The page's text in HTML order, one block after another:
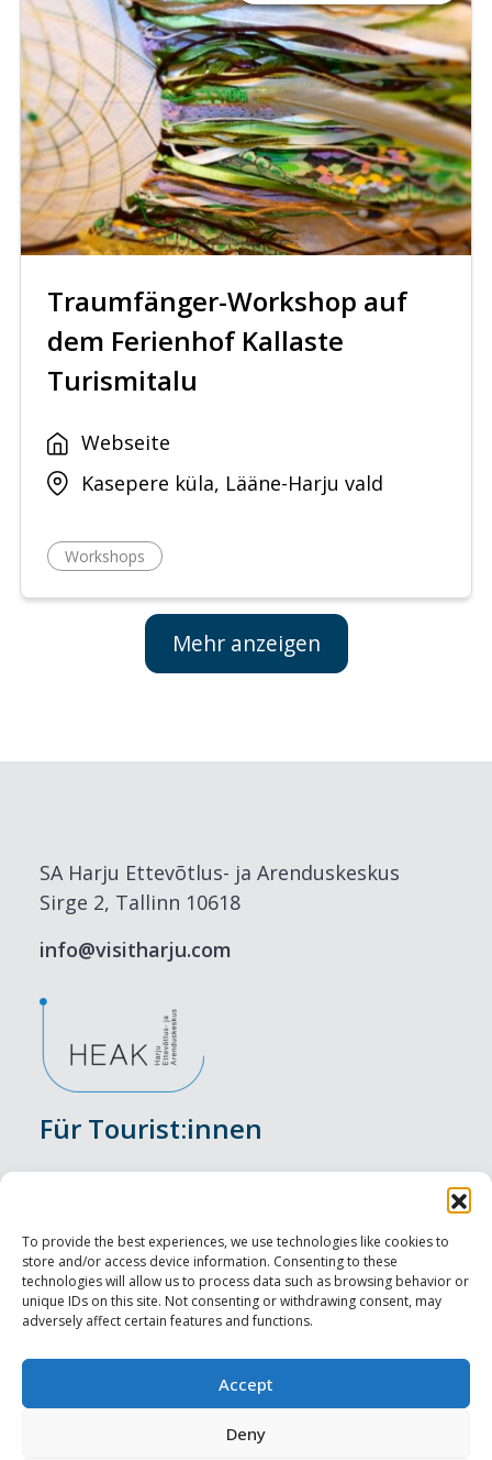
To provide the best experiences, we use technologies like cookies to
store and/or access device information. Consenting to these
technologies will allow us to process data such as browsing behavior or
unique IDs on this site. Not consenting or withdrawing consent, may
adversely affect certain features and functions.
Accept
Deny
Traumfänger-Workshop auf
dem Ferienhof Kallaste
Turismitalu
Webseite
Kasepere küla, Lääne-Harju vald
Workshops
Mehr anzeigen
SA Harju Ettevõtlus- ja Arenduskeskus
Sirge 2, Tallinn 10618
info@visitharju.com
Für Tourist:innen
Unterkunft
Genusserlebnisse
Sehenswürdigkeiten
Für Tourismusprofis